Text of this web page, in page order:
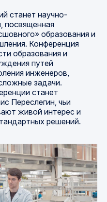
станет научно-
посвященная
образования и
Конференция
образования и
путей
инженеров,
задачи.
станет
Переслегин, чьи
живой интерес и
решений.